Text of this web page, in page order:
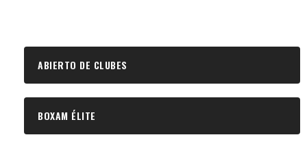
ABIERTO DE CLUBES
BOXAM ÉLITE